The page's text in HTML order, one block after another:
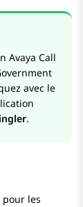
Avaya Call
avec le
.
pour les